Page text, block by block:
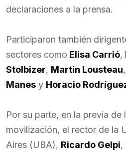
declaraciones a la prensa.
Participaron también
sectores como Elisa Carrió,
Stolbizer, Martín Lousteau,
Manes y Horacio
Por su parte, en la previa de
movilización, el rector de la
Aires (UBA), Ricardo Gelpi,